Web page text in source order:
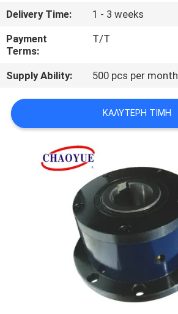
ΠΟΙΟΤΙΚΌΣ
ΈΛΕΓΧΟΣ
ΜΑΣ
ΕΛΆΤΕ
ΣΕ
ΕΠΑΦΉ
ΠΕΡΙΠΤΏΣΕΙΣ
ΖΗΤΉΣΤΕ
Delivery Time:
1 - 3 weeks
Payment
Terms:
T/T
Supply Ability: 500 pcs per month
ΚΑΛΎΤΕΡΗ ΤΙΜΉ